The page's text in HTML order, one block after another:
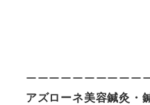
ーーーーーーーーーー
アズローネ美容鍼灸・